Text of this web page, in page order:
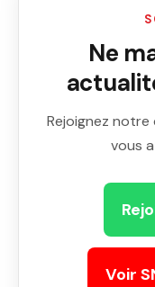
Ne
Rejoignez
vous
Voir